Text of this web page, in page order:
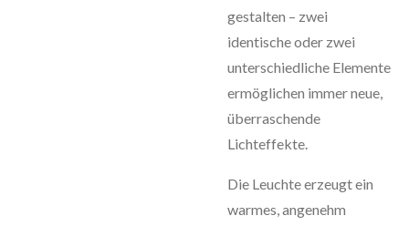
gestalten – zwei
identische oder zwei
unterschiedliche Elemente
ermöglichen immer neue,
überraschende
Lichteffekte.
Die Leuchte erzeugt ein
warmes, angenehm